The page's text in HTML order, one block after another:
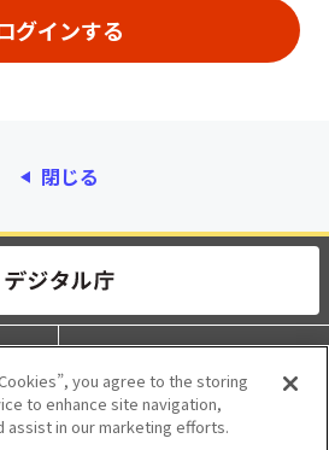
閉じる
個人情報保護
アクセシビリティ
you agree to the storing
to enhance site navigation,
assist in our marketing efforts.